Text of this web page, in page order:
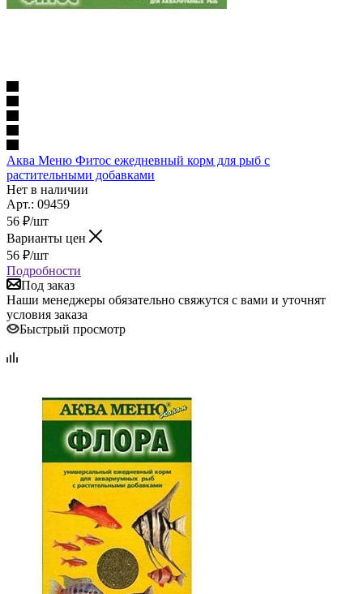
Аква Меню Фитос ежедневный корм для рыб с
растительными добавками
Нет в наличии
Арт.: 09459
56 ₽/шт
Варианты цен
56 ₽/шт
Подробности
Под заказ
Наши менеджеры обязательно свяжутся с вами и уточнят
условия заказа
Быстрый просмотр